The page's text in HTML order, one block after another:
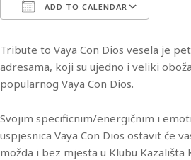
ADD TO CALENDAR
Tribute to Vaya Con Dios vesela je
adresama, koji su ujedno i veliki
popularnog Vaya Con Dios.
Svojim specificnim/energičnim i
uspjesnica Vaya Con Dios ostavit će
možda i bez mjesta u Klubu